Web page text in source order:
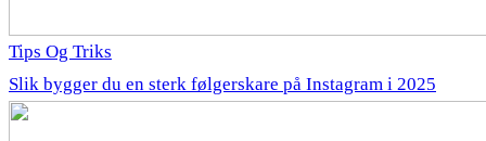
Tips Og Triks
Slik bygger du en sterk følgerskare på Instagram i 2025